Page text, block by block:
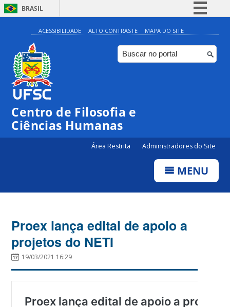
BRASIL
Simplifique!
Comunica BR
Participe
ACESSIBILIDADE ALTO CONTRASTE MAPA DO SITE
Centro de Filosofia e
Ciências Humanas
Área Restrita Administradores do Site
MENU
Proex lança edital de apoio a
projetos do NETI
19/03/2021 16:29